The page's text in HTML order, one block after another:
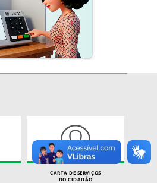
CARTA DE SERVIÇOS
DO CIDADÃO